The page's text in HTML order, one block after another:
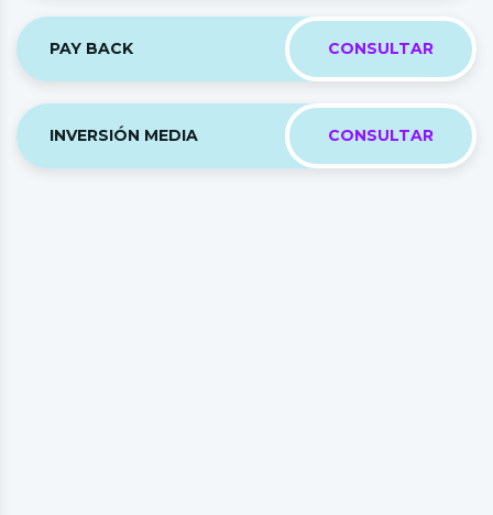
PAY BACK CONSULTAR
INVERSIÓN MEDIA CONSULTAR